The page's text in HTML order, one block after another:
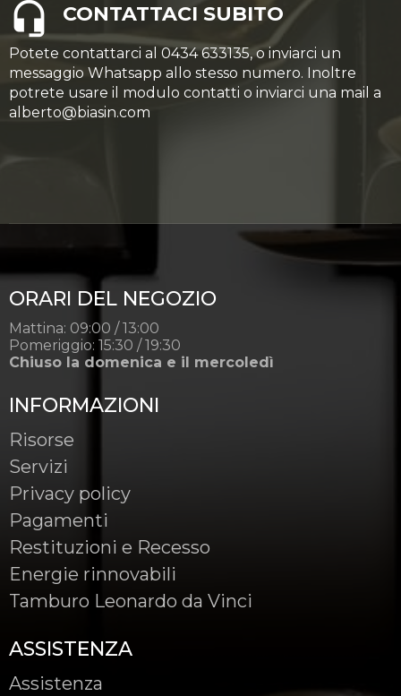
CONTATTACI SUBITO
Potete contattarci al 0434 633135, o inviarci un
messaggio Whatsapp allo stesso numero. Inoltre
potrete usare il modulo contatti o inviarci una mail a
alberto@biasin.com
ORARI DEL NEGOZIO
Mattina: 09:00 / 13:00
Pomeriggio: 15:30 / 19:30
Chiuso la domenica e il mercoledì
INFORMAZIONI
Risorse
Servizi
Privacy policy
Pagamenti
Restituzioni e Recesso
Energie rinnovabili
Tamburo Leonardo da Vinci
ASSISTENZA
Assistenza